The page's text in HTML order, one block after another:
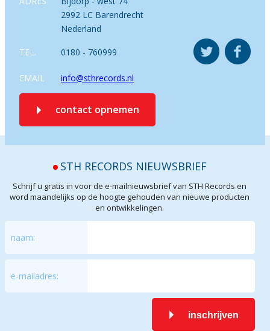
2992 LC Barendrecht
Nederland
TEL. 0180 - 760999
EMAIL info@sthrecords.nl
contact opnemen
STH RECORDS NIEUWSBRIEF
Schrijf u gratis in voor de e-mailnieuwsbrief van STH Records en
word maandelijks op de hoogte gehouden van nieuwe producten
en ontwikkelingen.
naam:
e-mailadres:
inschrijven